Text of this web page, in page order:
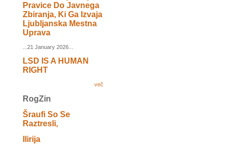
Pravice Do Javnega
Zbiranja, Ki Ga Izvaja
Ljubljanska Mestna
Uprava
...21 January 2026...
LSD IS A HUMAN
RIGHT
več
RogZin
Šraufi So Se
Raztresli,
Ilirija